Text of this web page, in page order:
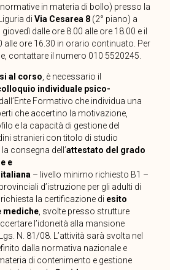
in materia di bollo) presso la
di Via Cesarea 8(2° piano) a
dalle ore 8.00 alle ore 18.00 e il
alle ore 16.30 in orario continuato. Per
contattare il numero 010 5520245.
al corso , è necessario il
individuale psico-
Formativo che individua una
che accertino la motivazione,
e la capacità di gestione del
stranieri con titolo di studio
consegna dell’attestato del grado
e
– livello minimo richiesto B1 –
d’istruzione per gli adulti di
la certificazione di esito
mediche, svolte presso strutture
l’idoneità alla mansione
N. 81/08. L’attività sarà svolta nel
dalla normativa nazionale e
di contenimento e gestione